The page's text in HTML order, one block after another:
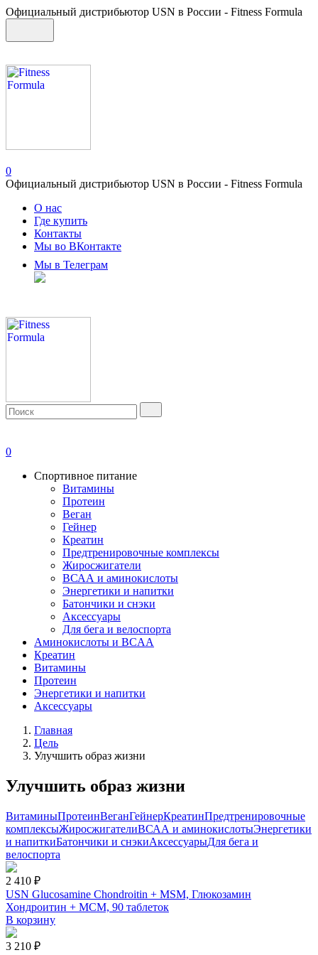
Официальный дистрибьютор USN в России - Fitness Formula
0
Официальный дистрибьютор USN в России - Fitness Formula
О нас
Где купить
Контакты
Мы во ВКонтакте
Мы в Телеграм
0
Спортивное питание
Витамины
Протеин
Веган
Гейнер
Креатин
Предтренировочные комплексы
Жиросжигатели
ВСАА и аминокислоты
Энергетики и напитки
Батончики и снэки
Аксессуары
Для бега и велоспорта
Аминокислоты и BCAA
Креатин
Витамины
Протеин
Энергетики и напитки
Аксессуары
Главная
Цель
Улучшить образ жизни
Улучшить образ жизни
ВитаминыПротеинВеганГейнерКреатинПредтренировочные
комплексыЖиросжигателиВСАА и аминокислотыЭнергетики
и напиткиБатончики и снэкиАксессуарыДля бега и
велоспорта
2 410 ₽
USN Glucosamine Chondroitin + MSM, Глюкозамин
Хондроитин + МСМ, 90 таблеток
В корзину
3 210 ₽